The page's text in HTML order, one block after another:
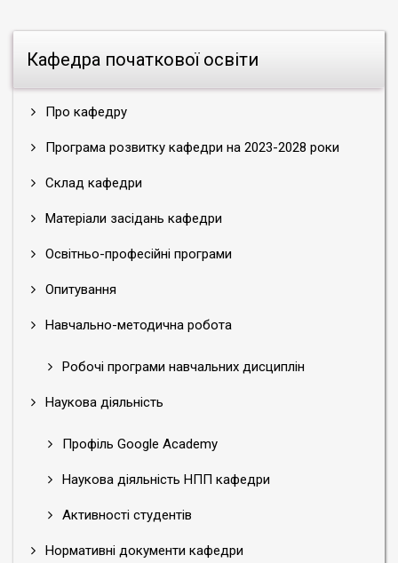
Кафедра початкової освіти
Про кафедру
Програма розвитку кафедри на 2023-2028 роки
Склад кафедри
Матеріали засідань кафедри
Освітньо-професійні програми
Опитування
Навчально-методична робота
Робочі програми навчальних дисциплін
Наукова діяльність
Профіль Google Academy
Наукова діяльність НПП кафедри
Активності студентів
Нормативні документи кафедри